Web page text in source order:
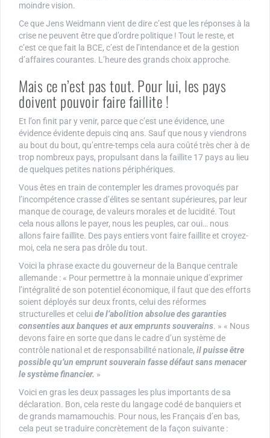
moindre vision.
Ce que Jens Weidmann vient de dire c’est que les réponses à la
crise ne peuvent être que d’ordre politique ! Tout le reste, et
c’est ce que fait la BCE, c’est de l’intendance et de la gestion
d’affaires courantes. L’heure des grands choix approche.
Mais ce n’est pas tout. Pour lui, les pays
doivent pouvoir faire faillite !
Et l’on finit par y venir, parce que c’est une évidence, une
évidence évidente depuis cinq ans. Sauf que nous y viendrons
au bout du bout, qu’entre-temps cela aura coûté très cher à de
trop nombreux pays, propulsant dans la faillite 17 pays au lieu
de quelques petites nations périphériques.
Vous êtes en train de contempler les drames provoqués par
l’incompétence crasse d’élites se sentant supérieures, par leur
manque de courage, de valeurs morales et de lucidité. Tout
cela nous allons le payer, nous les peuples, car oui… nous
allons faire faillite. Des pays entiers vont faire faillite et croyez-
moi, cela ne sera pas drôle du tout.
Voici la phrase exacte du gouverneur de la Banque centrale
allemande : « Pour permettre à la monnaie unique d’exprimer
l’intégralité de son potentiel économique, il faut que des efforts
soient déployés sur deux fronts, celui des réformes
structurelles et celuide l’abolition absolue des garanties
consenties aux banques et aux emprunts souverains. » « Nous
devons faire en sorte que dans le cadre d’un système de
contrôle national et de responsabilité nationale, il puisse être
possible qu’un emprunt souverain fasse défaut sans menacer
le système financier. »
Voici en gras les deux passages les plus importants de sa
déclaration. Bon, cela reste du langage codé de banquiers et
de grands mamamouchis. Pour nous, les Français d’en bas,
cela peut se traduire concrètement de la façon suivante :